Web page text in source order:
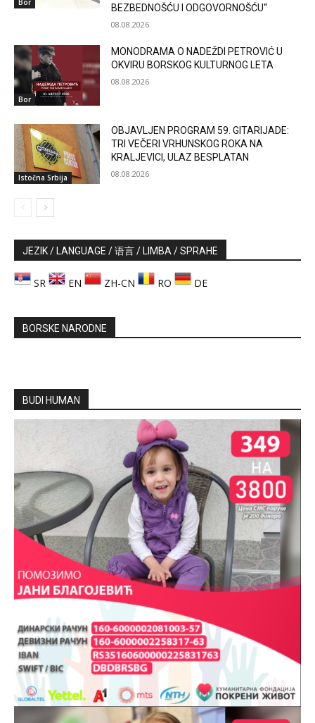
BEZBEDNOŠĆU I ODGOVORNOŠĆU“
08.08.2026
Bor
MONODRAMA O NADEŽDI PETROVIĆ U
OKVIRU BORSKOG KULTURNOG LETA
08.08.2026
Istočna Srbija
OBJAVLJEN PROGRAM 59. GITARIJADE:
TRI VEČERI VRHUNSKOG ROKA NA
KRALJEVICI, ULAZ BESPLATAN
08.08.2026
JEZIK / LANGUAGE / 语言 / LIMBA / SPRAHE
SR EN ZH-CN RO DE
BORSKE NARODNE
BUDI HUMAN